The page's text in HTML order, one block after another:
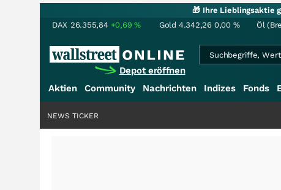
🎁 Ihre Lieblingsaktie
DAX 26.355,84 +0,69% Gold 4.342,26 0,00 % Öl
Depot eröffnen
Aktien Community Nachrichten Indizes Fonds
NEWS TICKER